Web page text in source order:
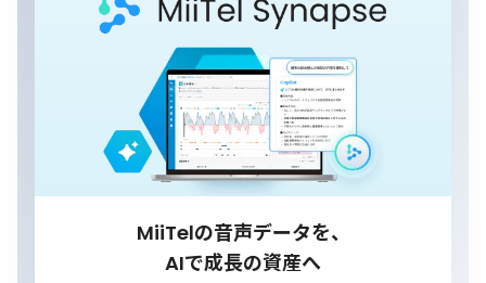
MiiTelの音声データを、
AIで成長の資産へ